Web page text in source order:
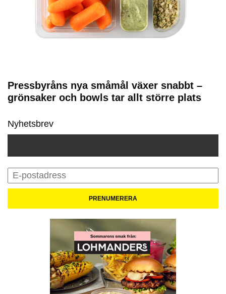
Pressbyråns nya småmål växer snabbt –
grönsaker och bowls tar allt större plats
Nyhetsbrev